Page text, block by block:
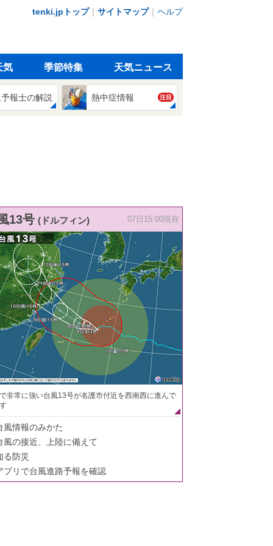
tenki.jpトップ｜ サイトマップ｜ ヘルプ
気 季節特集 天気ニュース
報士の解説 熱中症情報 注目
13号 (ドルフィン) 07日15:00現在
非常に強い台風13号が名護市付近を西南西に進んで
風情報のみかた
風の接近、上陸に備えて
る防災
プリで台風進路予報を確認